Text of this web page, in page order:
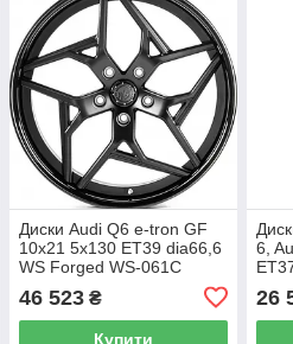
Диски Audi Q6 e-tron GF
10x21 5x130 ET39 dia66,6
WS Forged WS-061C
46 523₴
Купити
6,
26